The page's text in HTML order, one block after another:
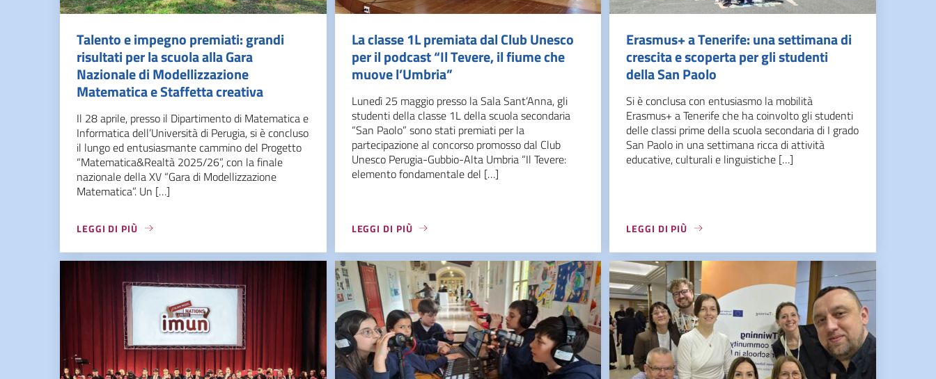
Talento e impegno premiati: grandi
risultati per la scuola alla Gara
Nazionale di Modellizzazione
Matematica e Staffetta creativa
Il 28 aprile, presso il Dipartimento di Matematica e
Informatica dell’Università di Perugia, si è concluso
il lungo ed entusiasmante cammino del Progetto
“Matematica&Realtà 2025/26”, con la finale
nazionale della XV “Gara di Modellizzazione
Matematica”. Un […]
LEGGI DI PIÙ
La classe 1L premiata dal Club Unesco
per il podcast “Il Tevere, il fiume che
muove l’Umbria”
Lunedì 25 maggio presso la Sala Sant’Anna, gli
studenti della classe 1L della scuola secondaria
“San Paolo” sono stati premiati per la
partecipazione al concorso promosso dal Club
Unesco Perugia-Gubbio-Alta Umbria “Il Tevere:
elemento fondamentale del […]
LEGGI DI PIÙ
Erasmus+ a Tenerife: una settimana di
crescita e scoperta per gli studenti
della San Paolo
Si è conclusa con entusiasmo la mobilità
Erasmus+ a Tenerife che ha coinvolto gli studenti
delle classi prime della scuola secondaria di I grado
San Paolo in una settimana ricca di attività
educative, culturali e linguistiche […]
LEGGI DI PIÙ